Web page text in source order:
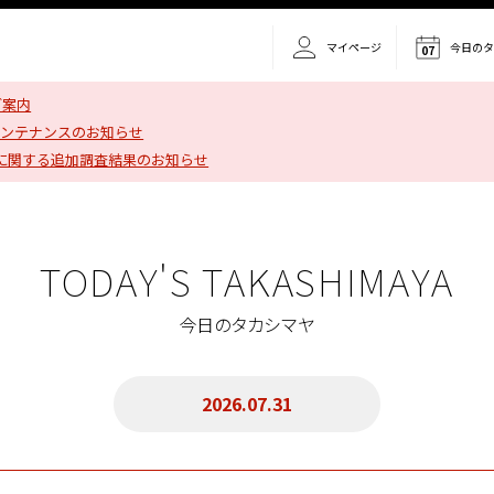
マイページ 07 今日の
内
テナンスのお知らせ
する追加調査結果のお知らせ
TODAY'S TAKASHIMAYA
今日のタカシマヤ
2026.07.31